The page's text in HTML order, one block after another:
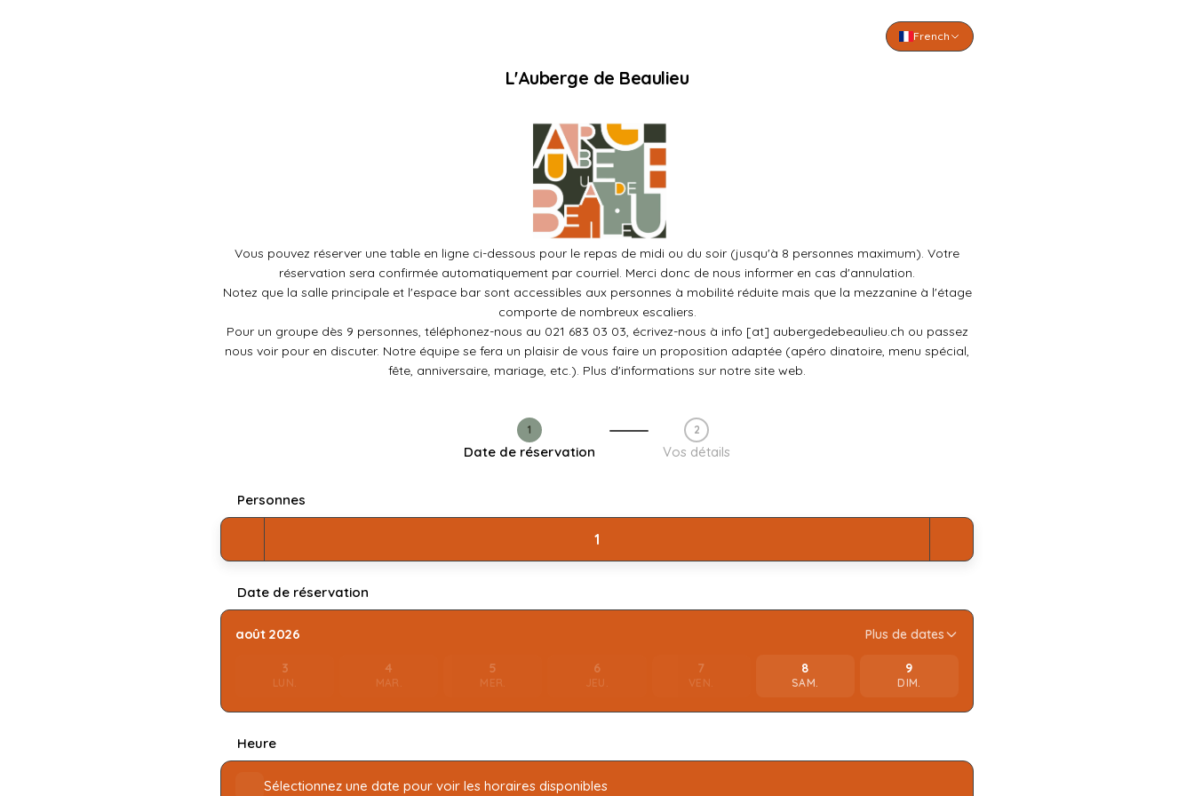
French
L'Auberge de Beaulieu
Vous pouvez réserver une table en ligne ci-dessous pour le repas de midi ou du soir (jusqu'à 8 personnes maximum). Votre
réservation sera confirmée automatiquement par courriel. Merci donc de nous informer en cas d'annulation.
Notez que la salle principale et l'espace bar sont accessibles aux personnes à mobilité réduite mais que la mezzanine à l'étage
comporte de nombreux escaliers.
Pour un groupe dès 9 personnes, téléphonez-nous au 021 683 03 03, écrivez-nous à info [at] aubergedebeaulieu.ch ou passez
nous voir pour en discuter. Notre équipe se fera un plaisir de vous faire un proposition adaptée (apéro dinatoire, menu spécial,
fête, anniversaire, mariage, etc.). Plus d'informations sur notre site web.
1
Date de réservation
2
Vos détails
Personnes
Date de réservation
août 2026 Plus de dates
3
LUN.
4
MAR.
5
MER.
6
JEU.
7
VEN.
8
SAM.
9
DIM.
Heure
Sélectionnez une date pour voir les horaires disponibles